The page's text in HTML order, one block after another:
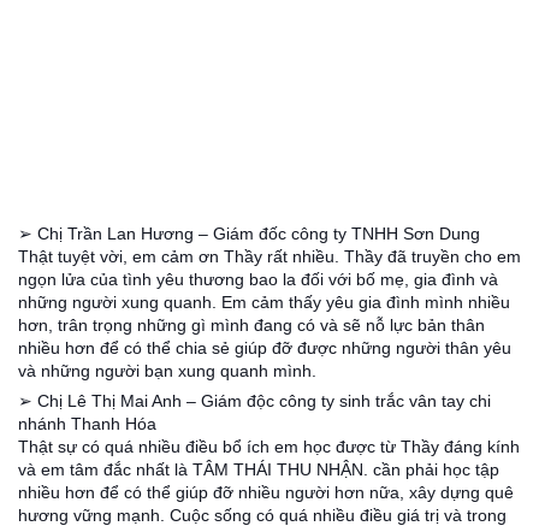
➢ Chị Trần Lan Hương – Giám đốc công ty TNHH Sơn Dung
Thật tuyệt vời, em cảm ơn Thầy rất nhiều. Thầy đã truyền cho em
ngọn lửa của tình yêu thương bao la đối với bố mẹ, gia đình và
những người xung quanh. Em cảm thấy yêu gia đình mình nhiều
hơn, trân trọng những gì mình đang có và sẽ nỗ lực bản thân
nhiều hơn để có thể chia sẻ giúp đỡ được những người thân yêu
và những người bạn xung quanh mình.
➢ Chị Lê Thị Mai Anh – Giám độc công ty sinh trắc vân tay chi
nhánh Thanh Hóa
Thật sự có quá nhiều điều bổ ích em học được từ Thầy đáng kính
và em tâm đắc nhất là TÂM THÁI THU NHẬN. cần phải học tập
nhiều hơn để có thể giúp đỡ nhiều người hơn nữa, xây dựng quê
hương vững mạnh. Cuộc sống có quá nhiều điều giá trị và trong